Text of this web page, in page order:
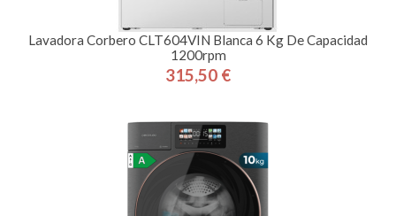
Lavadora Corbero CLT604VIN Blanca 6 Kg De Capacidad
1200rpm
Precio
315,50 €